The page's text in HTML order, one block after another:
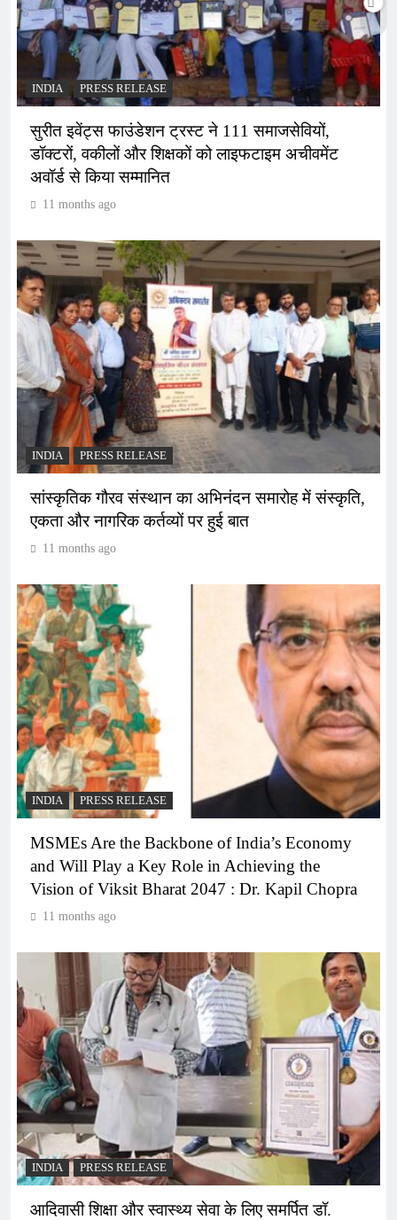
INDIA PRESS RELEASE
सुरीत इवेंट्स फाउंडेशन ट्रस्ट ने 111 समाजसेवियों,
डॉक्टरों, वकीलों और शिक्षकों को लाइफटाइम अचीवमेंट
अवॉर्ड से किया सम्मानित
11 months ago
INDIA PRESS RELEASE
सांस्कृतिक गौरव संस्थान का अभिनंदन समारोह में संस्कृति,
एकता और नागरिक कर्तव्यों पर हुई बात
11 months ago
INDIA PRESS RELEASE
MSMEs Are the Backbone of India’s Economy
and Will Play a Key Role in Achieving the
Vision of Viksit Bharat 2047 : Dr. Kapil Chopra
11 months ago
INDIA PRESS RELEASE
आदिवासी शिक्षा और स्वास्थ्य सेवा के लिए समर्पित डॉ.